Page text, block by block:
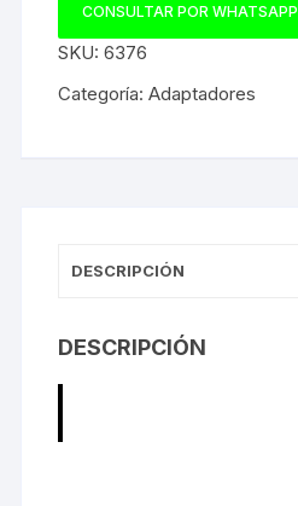
CONSULTAR POR WHATSAPP
SKU:6376
Categoría:Adaptadores
DESCRIPCIÓN
DESCRIPCIÓN